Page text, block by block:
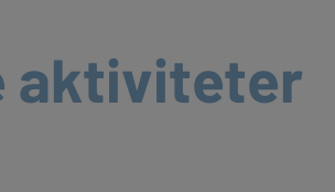
aktiviteter